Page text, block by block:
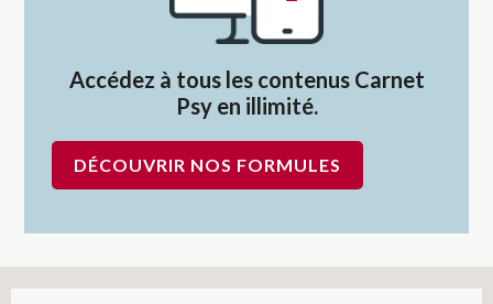
Accédez à tous les contenus Carnet
Psy en illimité.
DÉCOUVRIR NOS FORMULES